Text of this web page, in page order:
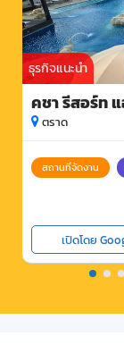
ธุรกิจแนะนำ
คชา รีสอร์ท
ตราด
สถานที่จัดงาน
เปิดโดย